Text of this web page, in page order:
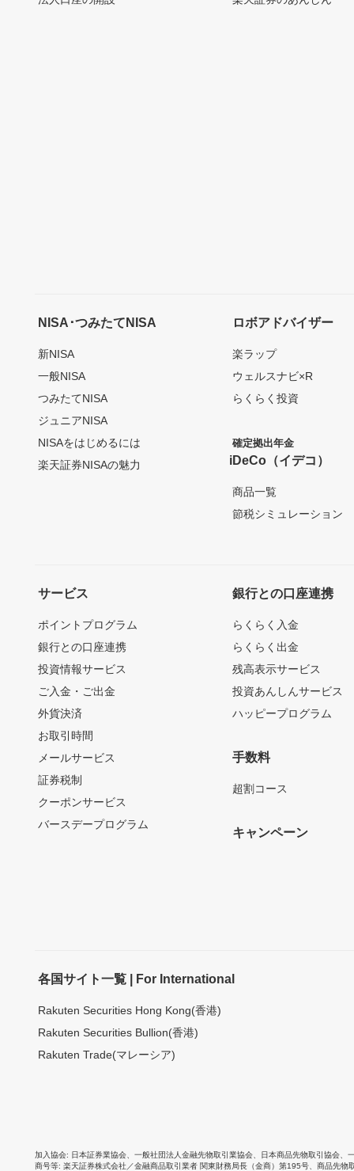
NISA･つみたてNISA
新NISA
一般NISA
つみたてNISA
ジュニアNISA
NISAをはじめるには
楽天証券NISAの魅力
ロボアドバイザー
楽ラップ
ウェルスナビ×R
らくらく投資
確定拠出年金
iDeCo（イデコ）
商品一覧
節税シミュレーション
サービス
ポイントプログラム
銀行との口座連携
投資情報サービス
ご入金・ご出金
外貨決済
お取引時間
メールサービス
証券税制
クーポンサービス
バースデープログラム
銀行との口座連携
らくらく入金
らくらく出金
残高表示サービス
投資あんしんサービス
ハッピープログラム
手数料
超割コース
キャンペーン
各国サイト一覧 | For International
Rakuten Securities Hong Kong(香港)
Rakuten Securities Bullion(香港)
Rakuten Trade(マレーシア)
加入協会 日本証券業協会 一般社団法人金融先物取引業協会 日本商品先物取引協会
商号等 楽天証券株式会社／金融商品取引業者 関東財務局長（金商）第195号、商品先物